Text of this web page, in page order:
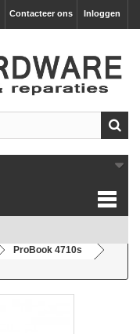
Inloggen
Contacteer ons
ProBook 4710s